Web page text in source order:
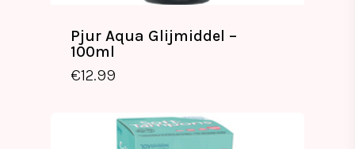
Pjur Aqua Glijmiddel –
100ml
€12.99